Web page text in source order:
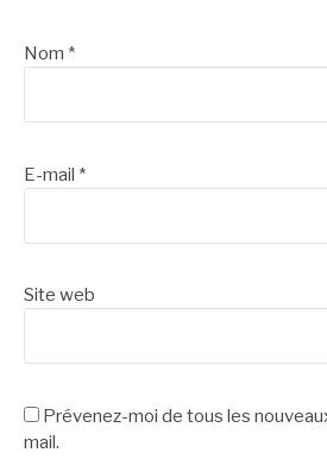
Nom *
E-mail *
Site web
Prévenez-moi de tous les
mail.